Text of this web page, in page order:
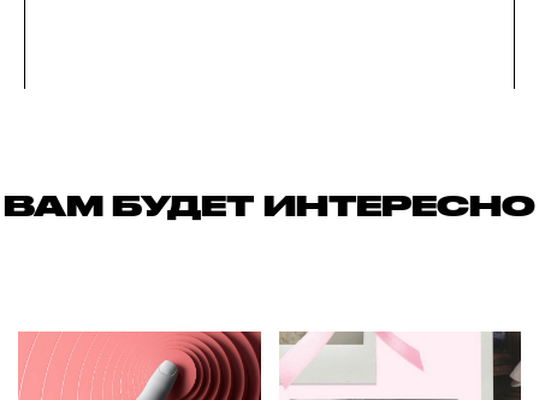
ВАМ БУДЕТ ИНТЕРЕСНО